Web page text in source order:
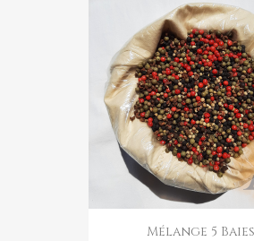
Mélange 5 Baies